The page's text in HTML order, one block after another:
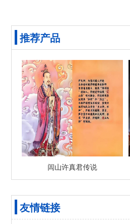
推荐产品
闾山许真君传说
友情链接